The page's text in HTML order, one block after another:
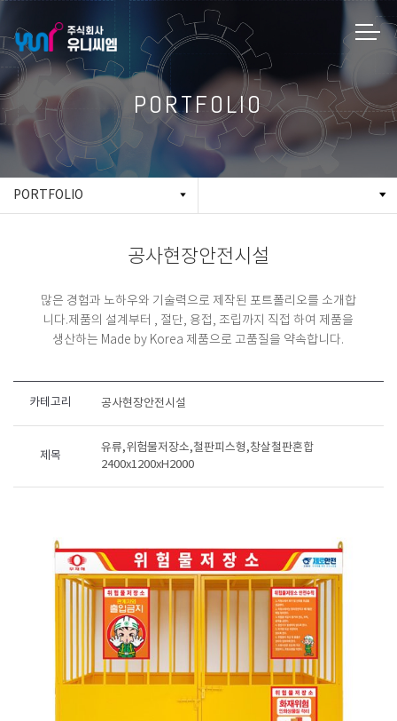
PORTFOLIO
PORTFOLIO
공사현장안전시설
많은 경험과 노하우와 기술력으로 제작된 포트폴리오를 소개합
니다.제품의 설계부터 , 절단, 용접, 조립까지 직접 하여 제품을
생산하는 Made by Korea 제품으로 고품질을 약속합니다.
카테고리 공사현장안전시설
제목
유류,위험물저장소,철판피스형,창살철판혼합
2400x1200xH2000